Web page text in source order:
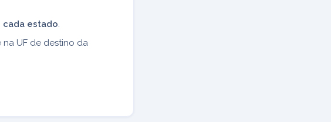
estado.
UF de destino da